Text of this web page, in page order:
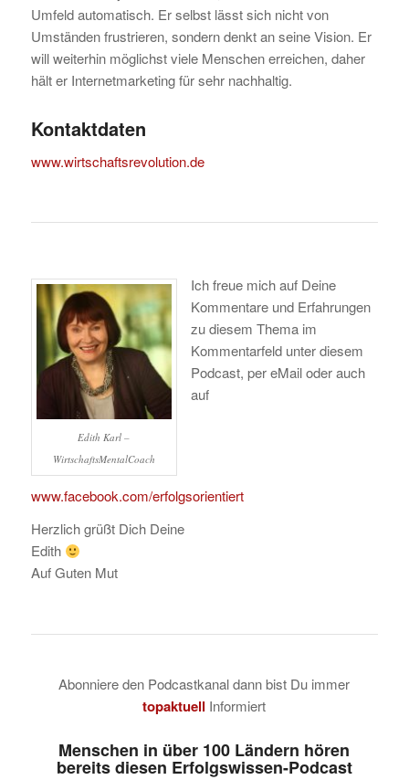
Umfeld automatisch. Er selbst lässt sich nicht von
Umständen frustrieren, sondern denkt an seine Vision. Er
will weiterhin möglichst viele Menschen erreichen, daher
hält er Internetmarketing für sehr nachhaltig.
Kontaktdaten
www.wirtschaftsrevolution.de
Edith Karl –
WirtschaftsMentalCoach
Ich freue mich auf Deine
Kommentare und Erfahrungen
zu diesem Thema im
Kommentarfeld unter diesem
Podcast, per eMail oder auch
auf
www.facebook.com/erfolgsorientiert
Herzlich grüßt Dich Deine
Edith
Auf Guten Mut
Abonniere den Podcastkanal dann bist Du immer
topaktuell Informiert
Menschen in über 100 Ländern hören
bereits diesen Erfolgswissen-Podcast